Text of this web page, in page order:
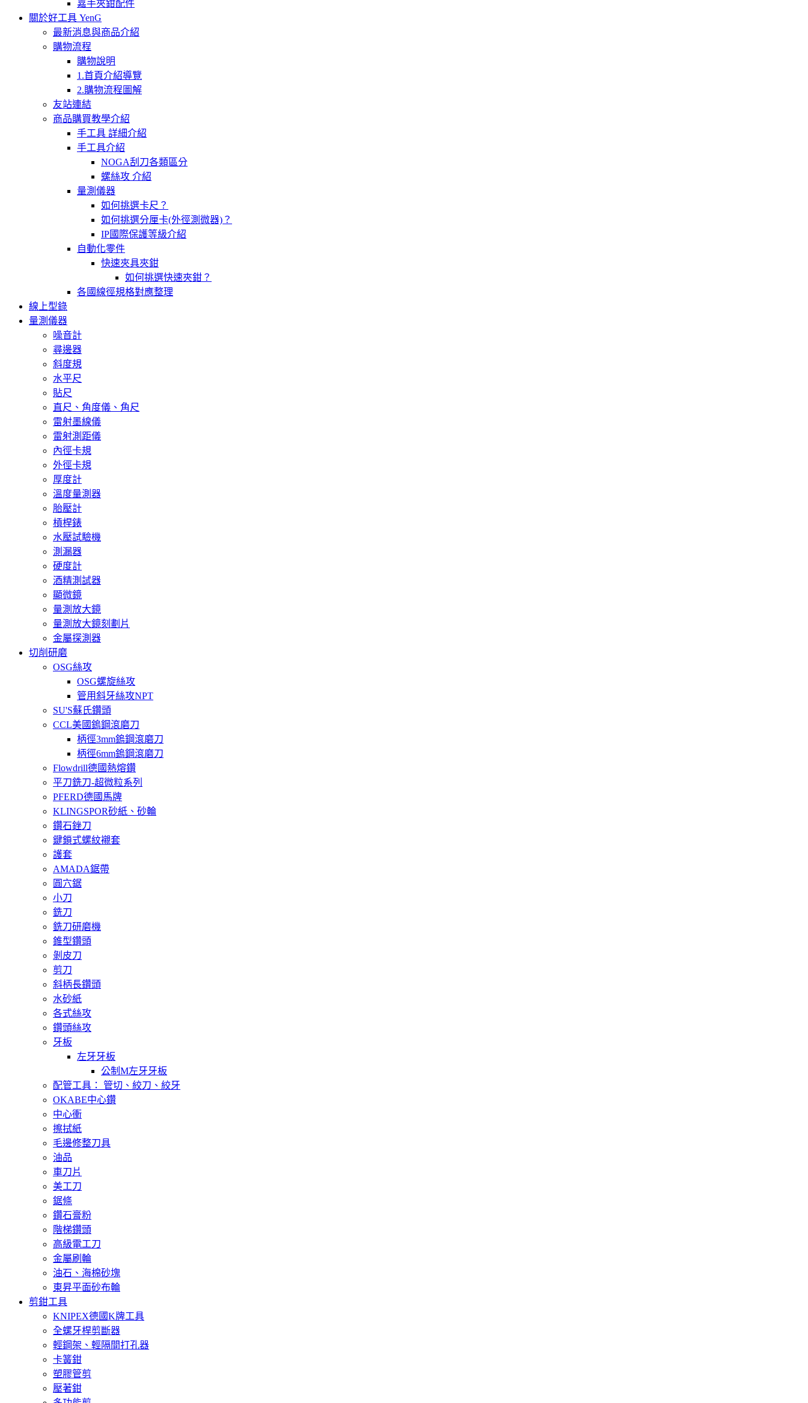
嘉手夾鉗配件
關於好工具 YenG
最新消息與商品介紹
購物流程
購物說明
1.首頁介紹導覽
2.購物流程圖解
友站連結
商品購買教學介紹
手工具 詳細介紹
手工具介紹
NOGA刮刀各類區分
螺絲攻 介紹
量測儀器
如何挑選卡尺？
如何挑選分厘卡(外徑測微器)？
IP國際保護等級介紹
自動化零件
快速夾具夾鉗
如何挑選快速夾鉗？
各國線徑規格對應整理
線上型錄
量測儀器
噪音計
尋邊器
斜度規
水平尺
貼尺
直尺、角度儀、角尺
雷射墨線儀
雷射測距儀
內徑卡規
外徑卡規
厚度計
溫度量測器
胎壓計
槓桿錶
水壓試驗機
測漏器
硬度計
酒精測試器
顯微鏡
量測放大鏡
量測放大鏡刻劃片
金屬探測器
切削研磨
OSG絲攻
OSG螺旋絲攻
管用斜牙絲攻NPT
SU'S蘇氏鑽頭
CCL美國鎢鋼滾磨刀
柄徑3mm鎢鋼滾磨刀
柄徑6mm鎢鋼滾磨刀
Flowdrill德國熱熔鑽
平刀銑刀-超微粒系列
PFERD德國馬牌
KLINGSPOR砂紙、砂輪
鑽石銼刀
鍵鎖式螺紋襯套
護套
AMADA鋸帶
圓穴鋸
小刀
銑刀
銑刀研磨機
錐型鑽頭
剝皮刀
剪刀
斜柄長鑽頭
水砂紙
各式絲攻
鑽頭絲攻
牙板
左牙牙板
公制M左牙牙板
配管工具： 管切、絞刀、絞牙
OKABE中心鑽
中心衝
擦拭紙
毛邊修整刀具
油品
車刀片
美工刀
鋸條
鑽石膏粉
階梯鑽頭
高級電工刀
金屬刷輪
油石、海棉砂塊
東昇平面砂布輪
剪鉗工具
KNIPEX德國K牌工具
全螺牙桿剪斷器
輕鋼架、輕隔間打孔器
卡簧鉗
塑膠管剪
壓著鉗